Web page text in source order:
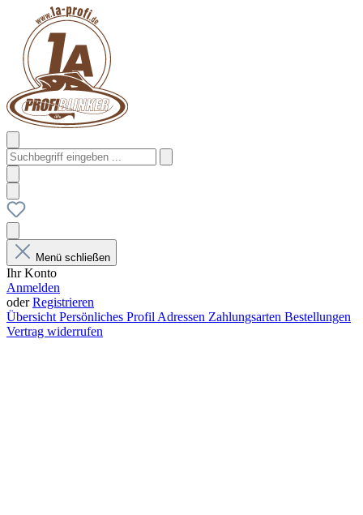
Menü schließen
Ihr Konto
Anmelden
oderRegistrieren
Übersicht Persönliches Profil Adressen Zahlungsarten Bestellungen
Vertrag widerrufen